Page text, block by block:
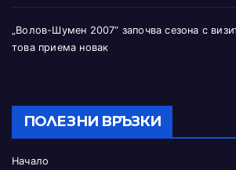
„Волов-Шумен 2007“ започва сезона с
това приема новак
ПОЛЕЗНИ ВРЪЗКИ
Начало